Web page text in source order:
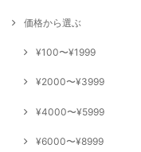
価格から選ぶ
¥100〜¥1999
¥2000〜¥3999
¥4000〜¥5999
¥6000〜¥8999